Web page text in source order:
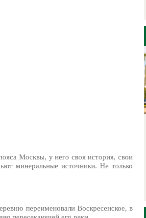
Москвы, у него своя история, свои
минеральные источники. Не только
переименовали Воскресенское, в